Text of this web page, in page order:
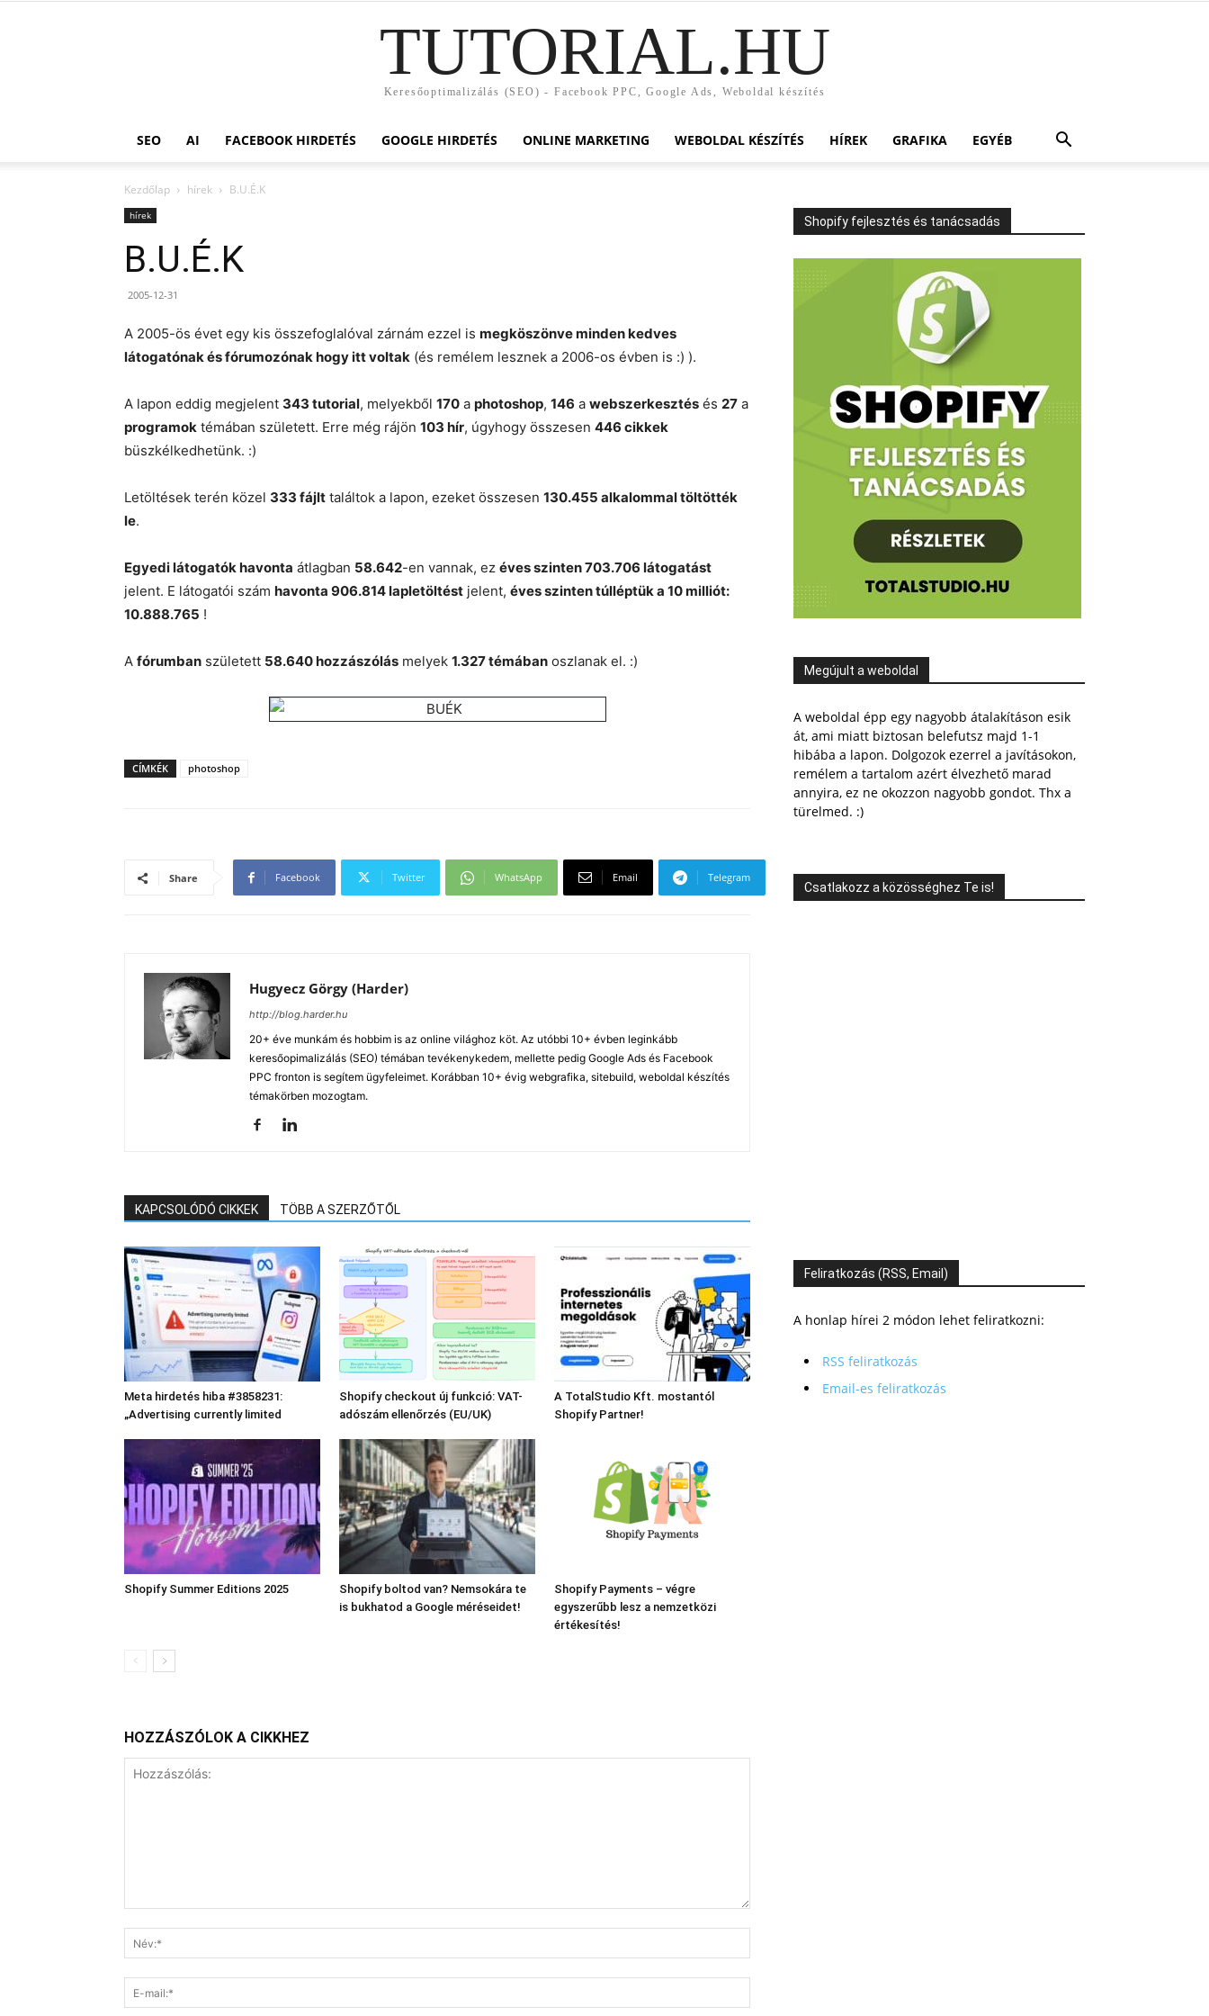
TUTORIAL.HU
Keresőoptimalizálás (SEO) - Facebook PPC, Google Ads, Weboldal készítés
SEO AI FACEBOOK HIRDETÉS GOOGLE HIRDETÉS ONLINE MARKETING WEBOLDAL KÉSZÍTÉS HÍREK GRAFIKA EGYÉB
Kezdőlap hírek B.U.É.K
hírek
B.U.É.K
2005-12-31
A 2005-ös évet egy kis összefoglalóval zárnám ezzel is megköszönve minden kedves
látogatónak és fórumozónak hogy itt voltak (és remélem lesznek a 2006-os évben is :) ).
A lapon eddig megjelent 343 tutorial, melyekből 170 a photoshop, 146 a webszerkesztés és 27 a
programok témában született. Erre még rájön 103 hír, úgyhogy összesen 446 cikkek
büszkélkedhetünk. :)
Letöltések terén közel 333 fájlt találtok a lapon, ezeket összesen 130.455 alkalommal töltötték
le.
Egyedi látogatók havonta átlagban 58.642-en vannak, ez éves szinten 703.706 látogatást
jelent. E látogatói szám havonta 906.814 lapletöltést jelent, éves szinten túlléptük a 10 milliót:
10.888.765 !
A fórumban született 58.640 hozzászólás melyek 1.327 témában oszlanak el. :)
CÍMKÉK photoshop
Share Facebook Twitter WhatsApp Email Telegram
Hugyecz Görgy (Harder)
http://blog.harder.hu
20+ éve munkám és hobbim is az online világhoz köt. Az utóbbi 10+ évben leginkább
keresőopimalizálás (SEO) témában tevékenykedem, mellette pedig Google Ads és Facebook
PPC fronton is segítem ügyfeleimet. Korábban 10+ évig webgrafika, sitebuild, weboldal készítés
témakörben mozogtam.
KAPCSOLÓDÓ CIKKEK TÖBB A SZERZŐTŐL
Meta hirdetés hiba #3858231:
„Advertising currently limited
Shopify checkout új funkció: VAT-
adószám ellenőrzés (EU/UK)
A TotalStudio Kft. mostantól
Shopify Partner!
Shopify Summer Editions 2025
Shopify boltod van? Nemsokára te
is bukhatod a Google méréseidet!
Shopify Payments – végre
egyszerűbb lesz a nemzetközi
értékesítés!
HOZZÁSZÓLOK A CIKKHEZ
Shopify fejlesztés és tanácsadás
Megújult a weboldal
A weboldal épp egy nagyobb átalakításon esik
át, ami miatt biztosan belefutsz majd 1-1
hibába a lapon. Dolgozok ezerrel a javításokon,
remélem a tartalom azért élvezhető marad
annyira, ez ne okozzon nagyobb gondot. Thx a
türelmed. :)
Csatlakozz a közösséghez Te is!
Feliratkozás (RSS, Email)
A honlap hírei 2 módon lehet feliratkozni:
RSS feliratkozás
Email-es feliratkozás